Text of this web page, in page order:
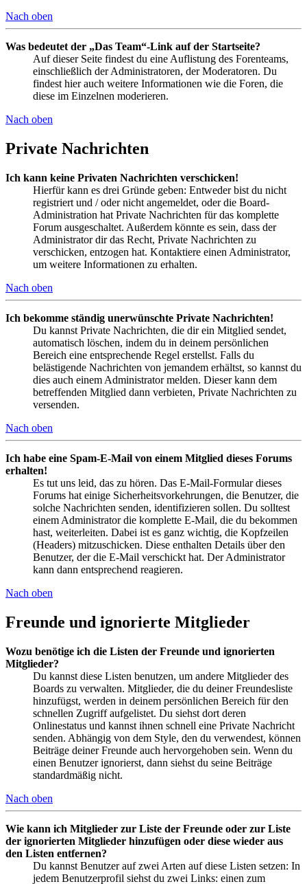
Nach oben
Was bedeutet der „Das Team“-Link auf der Startseite?
Auf dieser Seite findest du eine Auflistung des Forenteams,
einschließlich der Administratoren, der Moderatoren. Du
findest hier auch weitere Informationen wie die Foren, die
diese im Einzelnen moderieren.
Nach oben
Private Nachrichten
Ich kann keine Privaten Nachrichten verschicken!
Hierfür kann es drei Gründe geben: Entweder bist du nicht
registriert und / oder nicht angemeldet, oder die Board-
Administration hat Private Nachrichten für das komplette
Forum ausgeschaltet. Außerdem könnte es sein, dass der
Administrator dir das Recht, Private Nachrichten zu
verschicken, entzogen hat. Kontaktiere einen Administrator,
um weitere Informationen zu erhalten.
Nach oben
Ich bekomme ständig unerwünschte Private Nachrichten!
Du kannst Private Nachrichten, die dir ein Mitglied sendet,
automatisch löschen, indem du in deinem persönlichen
Bereich eine entsprechende Regel erstellst. Falls du
belästigende Nachrichten von jemandem erhältst, so kannst du
dies auch einem Administrator melden. Dieser kann dem
betreffenden Mitglied dann verbieten, Private Nachrichten zu
versenden.
Nach oben
Ich habe eine Spam-E-Mail von einem Mitglied dieses Forums
erhalten!
Es tut uns leid, das zu hören. Das E-Mail-Formular dieses
Forums hat einige Sicherheitsvorkehrungen, die Benutzer, die
solche Nachrichten senden, identifizieren sollen. Du solltest
einem Administrator die komplette E-Mail, die du bekommen
hast, weiterleiten. Dabei ist es ganz wichtig, die Kopfzeilen
(Headers) mitzuschicken. Diese enthalten Details über den
Benutzer, der die E-Mail verschickt hat. Der Administrator
kann dann entsprechend reagieren.
Nach oben
Freunde und ignorierte Mitglieder
Wozu benötige ich die Listen der Freunde und ignorierten
Mitglieder?
Du kannst diese Listen benutzen, um andere Mitglieder des
Boards zu verwalten. Mitglieder, die du deiner Freundesliste
hinzufügst, werden in deinem persönlichen Bereich für den
schnellen Zugriff aufgelistet. Du siehst dort deren
Onlinestatus und kannst ihnen schnell eine Private Nachricht
senden. Abhängig von dem Style, den du verwendest, können
Beiträge deiner Freunde auch hervorgehoben sein. Wenn du
einen Benutzer ignorierst, dann siehst du seine Beiträge
standardmäßig nicht.
Nach oben
Wie kann ich Mitglieder zur Liste der Freunde oder zur Liste
der ignorierten Mitglieder hinzufügen oder diese wieder aus
den Listen entfernen?
Du kannst Benutzer auf zwei Arten auf diese Listen setzen: In
jedem Benutzerprofil siehst du zwei Links: einen zum